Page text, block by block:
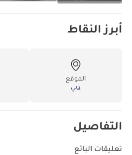
أبرز النقاط
الموقع
دبي
التفاصيل
تعليقات البائع